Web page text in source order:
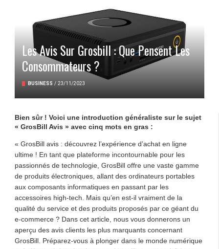
Les Avis Sur Grosbill : Que Pensent Les
Consommateurs ?
BUSINESS / 23/11/2023
Bien sûr ! Voici une introduction généraliste sur le sujet
« GrosBill Avis » avec cinq mots en gras :
« GrosBill avis : découvrez l’expérience d’achat en ligne
ultime ! En tant que plateforme incontournable pour les
passionnés de technologie, GrosBill offre une vaste gamme
de produits électroniques, allant des ordinateurs portables
aux composants informatiques en passant par les
accessoires high-tech. Mais qu’en est-il vraiment de la
qualité du service et des produits proposés par ce géant du
e-commerce ? Dans cet article, nous vous donnerons un
aperçu des avis clients les plus marquants concernant
GrosBill. Préparez-vous à plonger dans le monde numérique